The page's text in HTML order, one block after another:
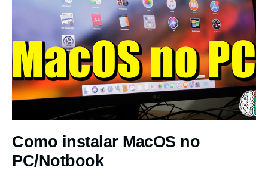
Como instalar MacOS no
PC/Notbook